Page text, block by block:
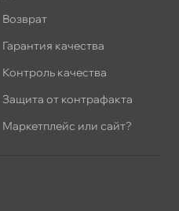
озврат
Гарантия качества
Контроль качества
Защита от контрафакта
Маркетплейс или сайт?